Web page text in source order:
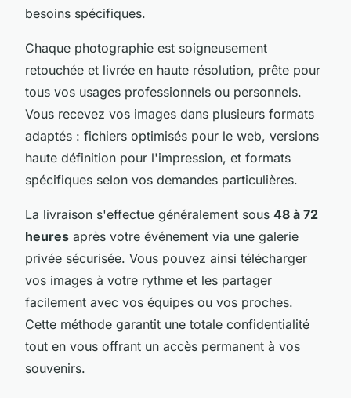
besoins spécifiques.
Chaque photographie est soigneusement
retouchée et livrée en haute résolution, prête pour
tous vos usages professionnels ou personnels.
Vous recevez vos images dans plusieurs formats
adaptés : fichiers optimisés pour le web, versions
haute définition pour l'impression, et formats
spécifiques selon vos demandes particulières.
La livraison s'effectue généralement sous 48 à 72
heures après votre événement via une galerie
privée sécurisée. Vous pouvez ainsi télécharger
vos images à votre rythme et les partager
facilement avec vos équipes ou vos proches.
Cette méthode garantit une totale confidentialité
tout en vous offrant un accès permanent à vos
souvenirs.